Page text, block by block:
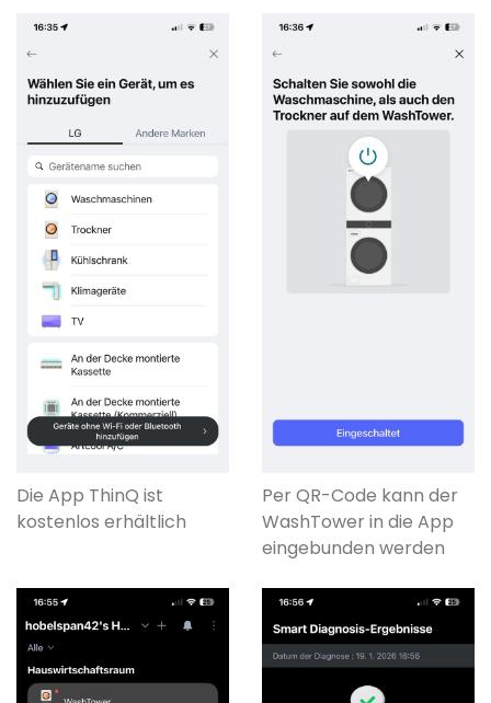
Die App ThinQ ist
kostenlos erhältlich
Per QR-Code kann der
WashTower in die App
eingebunden werden